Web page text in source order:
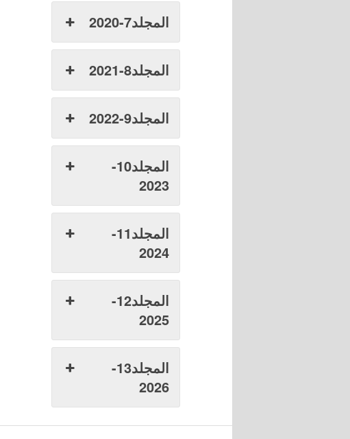
المجلد7-2020
المجلد8-2021
المجلد9-2022
المجلد10-
2023
المجلد11-
2024
المجلد12-
2025
المجلد13-
2026